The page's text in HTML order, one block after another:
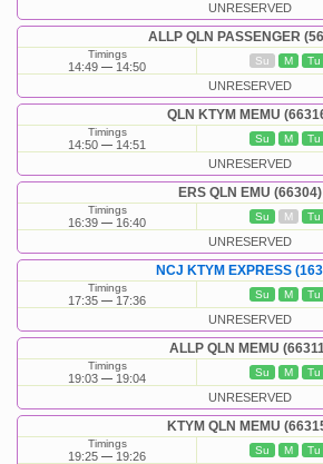
UNRESERVED
ALLP QLN PASSENGER
Timings
14:49 14:50 Su M Tu
UNRESERVED
QLN KTYM MEMU
Timings
14:50 14:51 Su M Tu
UNRESERVED
ERS QLN EMU (66304)
Timings
16:39 16:40 Su M Tu
UNRESERVED
NCJ KTYM EXPRESS
Timings
17:35 17:36 Su M Tu
UNRESERVED
ALLP QLN MEMU
Timings
19:03 19:04 Su M Tu
UNRESERVED
KTYM QLN MEMU
Timings
19:25 19:26 Su M Tu